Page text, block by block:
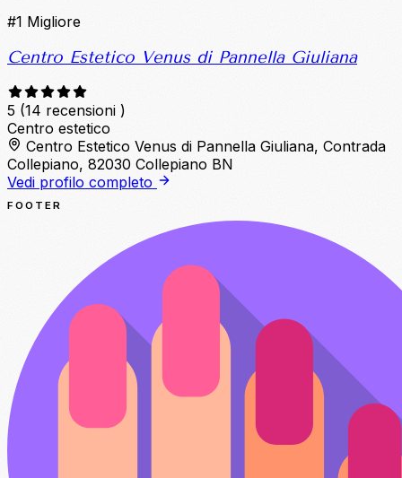
#1 Migliore
Centro Estetico Venus di Pannella Giuliana
5 (14 recensioni )
Centro estetico
Centro Estetico Venus di Pannella Giuliana, Contrada
Collepiano, 82030 Collepiano BN
Vedi profilo completo
FOOTER